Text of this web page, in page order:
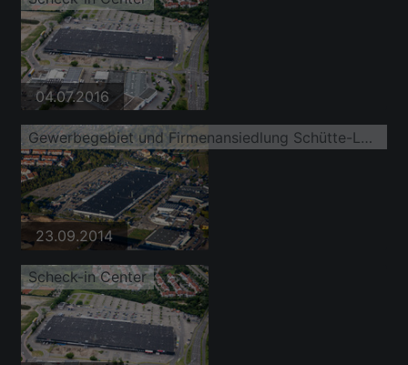
04.07.2016
Gewerbegebiet und Firmenansiedlung Schütte-Lanz-Park im Ortsteil Rheinau
23.09.2014
Scheck-in Center